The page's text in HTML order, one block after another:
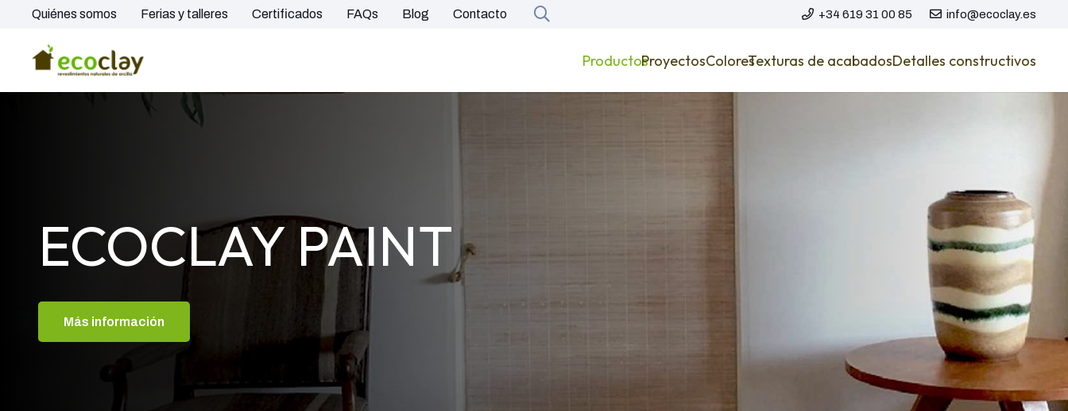
Quiénes somos Ferias y talleres Certificados FAQs Blog Contacto +34 619 31 00 85 info@ecoclay.es
ProductosProyectosColoresTexturas de acabadosDetalles constructivos
ECOCLAY PAINT
Más información